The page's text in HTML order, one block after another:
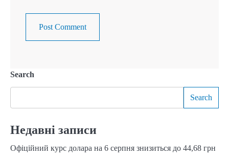
Search
Search
Недавні записи
Офіційний курс долара на 6 серпня знизиться до 44,68 грн